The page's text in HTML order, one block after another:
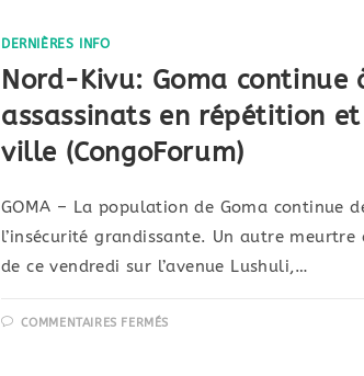
DERNIÈRES INFO
Nord-Kivu: Goma continue
assassinats en répétition
ville (CongoForum)
GOMA – La population de Goma continue
l’insécurité grandissante. Un autre
de ce vendredi sur l’avenue Lushuli,…
COMMENTAIRES FERMÉS